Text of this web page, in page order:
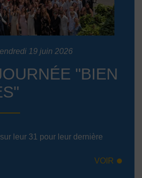
19 juin 2026
"BIEN
leur 31 pour leur dernière
VOIR